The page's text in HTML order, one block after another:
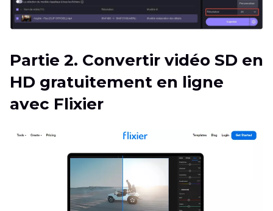
Partie 2. Convertir vidéo SD en
HD gratuitement en ligne
avec Flixier